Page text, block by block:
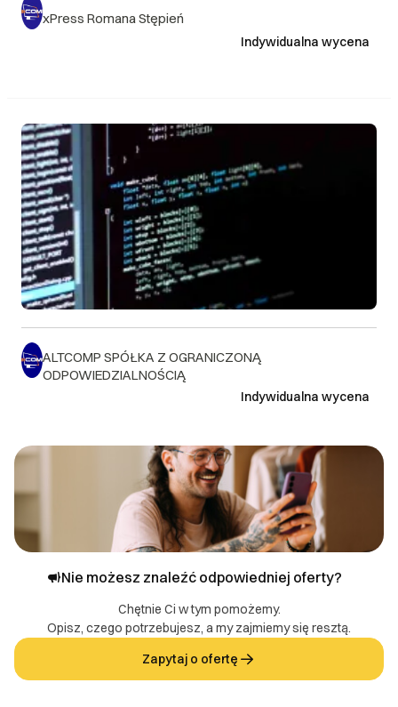
xPress Romana Stępień
Indywidualna wycena
ALTCOMP SPÓŁKA Z OGRANICZONĄ
ODPOWIEDZIALNOŚCIĄ
Indywidualna wycena
Nie możesz znaleźć odpowiedniej oferty?
Chętnie Ci w tym pomożemy.
Opisz, czego potrzebujesz, a my zajmiemy się resztą.
Zapytaj o ofertę